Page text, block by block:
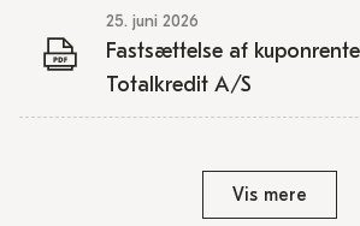
25. juni 2026
Fastsættelse af
Totalkredit A/S
Vis mere